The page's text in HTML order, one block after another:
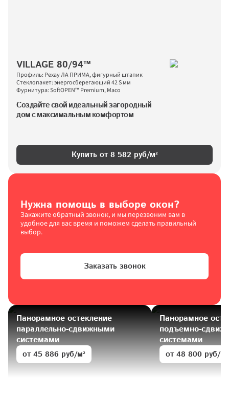
VILLAGE 80/94™
Профиль: Рехау ЛА ПРИМА, фигурный штапик
Стеклопакет: энергосберегающий 42 S мм
Фурнитура: SoftOPEN™ Premium, Maco
Создайте свой идеальный загородный
дом с максимальным комфортом
Купить от 8 582 руб/м²
Нужна помощь в выборе окон?
Закажите обратный звонок, и мы перезвоним вам в
удобное для вас время и поможем сделать правильный
выбор.
Заказать звонок
Панорамное остекление
параллельно-сдвижными
системами
от 45 886 руб/м²
Панорамное
подъемно-
системами
от 48 800 руб/м²